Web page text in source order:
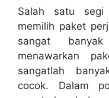
Salah satu
memilih paket
sangat
menawarkan
sangatlah
cocok. Dalam